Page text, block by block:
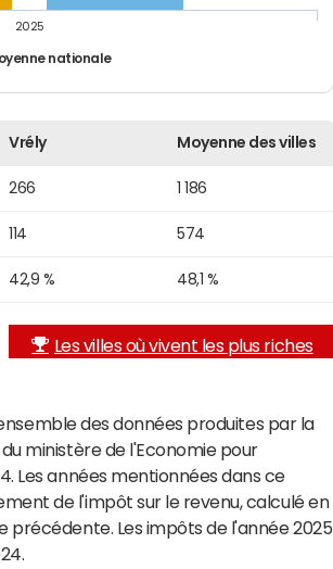
nationale
2025
Vrély Moyenne des villes
266 1 186
114 574
42,9 % 48,1 %
Les villes où vivent les plus riches
des données produites par la
ministère de l'Economie pour
Les années mentionnées dans ce
de l'impôt sur le revenu, calculé en
précédente. Les impôts de l'année 2025